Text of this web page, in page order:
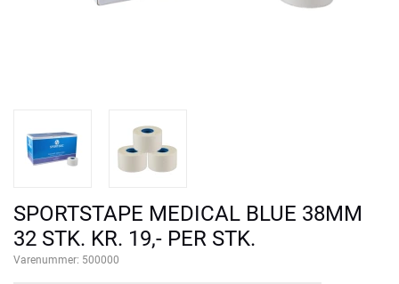
SPORTSTAPE MEDICAL BLUE 38MM
32 STK. KR. 19,- PER STK.
Varenummer: 500000